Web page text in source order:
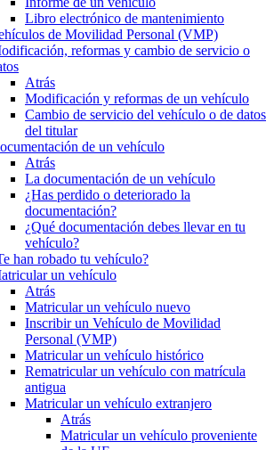
Libro electrónico de mantenimiento
de Movilidad Personal (VMP)
reformas y cambio de servicio o
Atrás
Modificación y reformas de un vehículo
Cambio de servicio del vehículo o de datos
del titular
de un vehículo
Atrás
La documentación de un vehículo
¿Has perdido o deteriorado la
documentación?
¿Qué documentación debes llevar en tu
vehículo?
han robado tu vehículo?
un vehículo
Atrás
Matricular un vehículo nuevo
Inscribir un Vehículo de Movilidad
Personal (VMP)
Matricular un vehículo histórico
Rematricular un vehículo con matrícula
antigua
Matricular un vehículo extranjero
Atrás
Matricular un vehículo proveniente